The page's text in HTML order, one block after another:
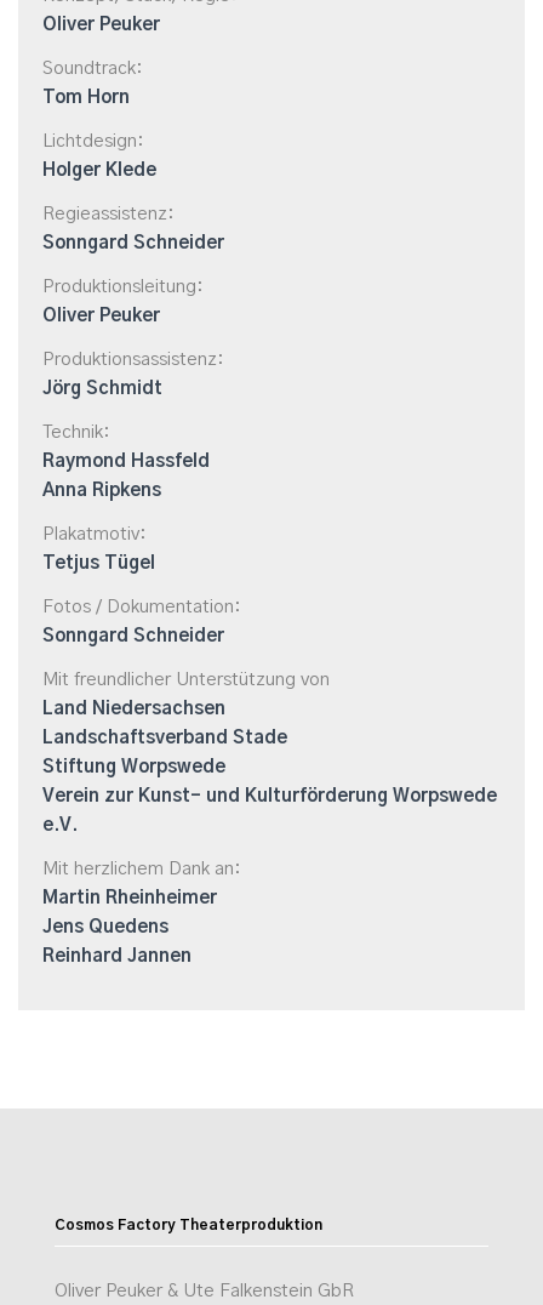
Oliver Peuker
Soundtrack:
Tom Horn
Lichtdesign:
Holger Klede
Regieassistenz:
Sonngard Schneider
Produktionsleitung:
Oliver Peuker
Produktionsassistenz:
Jörg Schmidt
Technik:
Raymond Hassfeld
Anna Ripkens
Plakatmotiv:
Tetjus Tügel
Fotos / Dokumentation:
Sonngard Schneider
Mit freundlicher Unterstützung von
Land Niedersachsen
Landschaftsverband Stade
Stiftung Worpswede
Verein zur Kunst- und Kulturförderung Worpswede
e.V.
Mit herzlichem Dank an:
Martin Rheinheimer
Jens Quedens
Reinhard Jannen
Cosmos Factory Theaterproduktion
Oliver Peuker & Ute Falkenstein GbR